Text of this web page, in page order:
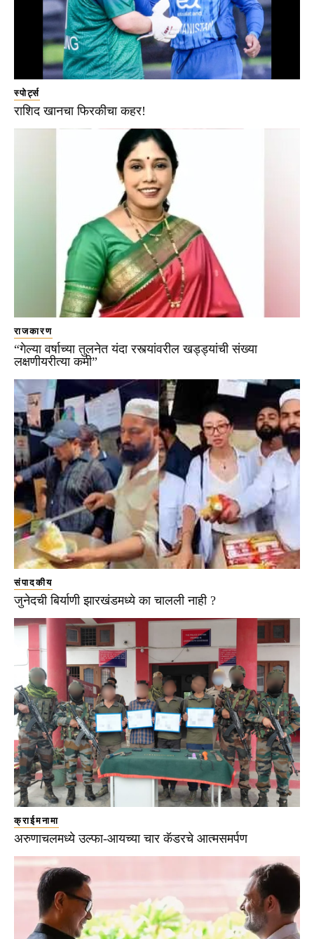
स्पोर्ट्स
राशिद खानचा फिरकीचा कहर!
राजकारण
“गेल्या वर्षाच्या तुलनेत यंदा रस्त्यांवरील खड्ड्यांची संख्या
लक्षणीयरीत्या कमी”
संपादकीय
जुनेदची बिर्याणी झारखंडमध्ये का चालली नाही ?
क्राईमनामा
अरुणाचलमध्ये उल्फा-आयच्या चार कॅडरचे आत्मसमर्पण